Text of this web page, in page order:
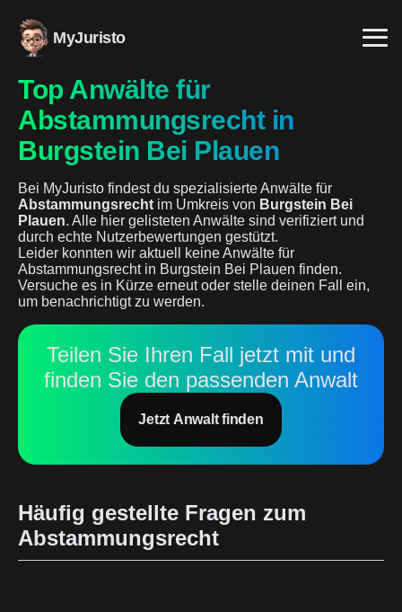
MyJuristo
Top Anwälte für
Abstammungsrecht in
Burgstein Bei Plauen
Bei MyJuristo findest du spezialisierte Anwälte für
Abstammungsrecht im Umkreis von Burgstein Bei
Plauen. Alle hier gelisteten Anwälte sind verifiziert und
durch echte Nutzerbewertungen gestützt.
Leider konnten wir aktuell keine Anwälte für
Abstammungsrecht in Burgstein Bei Plauen finden.
Versuche es in Kürze erneut oder stelle deinen Fall ein,
um benachrichtigt zu werden.
Teilen Sie Ihren Fall jetzt mit und
finden Sie den passenden Anwalt
Jetzt Anwalt finden
Häufig gestellte Fragen zum
Abstammungsrecht